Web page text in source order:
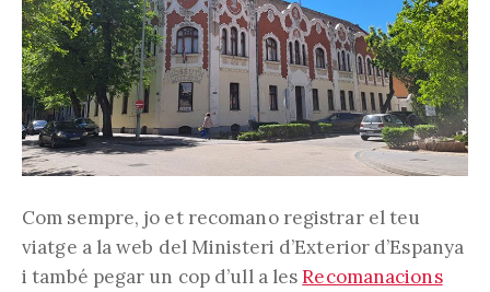
Com sempre, jo et recomano registrar el teu
viatge a la web del Ministeri d’Exterior d’Espanya
i també pegar un cop d’ull a lesRecomanacions